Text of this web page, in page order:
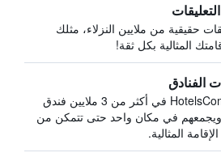
حقيقية من ملايين النزلاء، مثلك
المثالية بكل ثقة!
الفنادق
يبحث HotelsCombined في أكثر من 3 ملايين فندق
ويجمعهم في مكان واحد حتى تتمكن من
المثالية.